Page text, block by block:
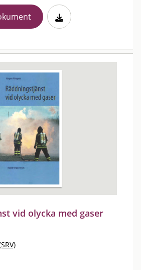
vid olycka med gaser